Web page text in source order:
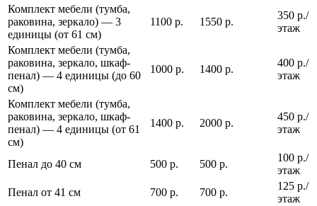
Комплект мебели (тумба,
раковина, зеркало) — 3
единицы (от 61 см)
1100 р. 1550 р.
350 р./
этаж
Комплект мебели (тумба,
раковина, зеркало, шкаф-
пенал) — 4 единицы (до 60
см)
1000 р. 1400 р.
400 р./
этаж
Комплект мебели (тумба,
раковина, зеркало, шкаф-
пенал) — 4 единицы (от 61
см)
1400 р. 2000 р.
450 р./
этаж
Пенал до 40 см 500 р. 500 р.
100 р./
этаж
Пенал от 41 см
700 р. 700 р.
125 р./
этаж